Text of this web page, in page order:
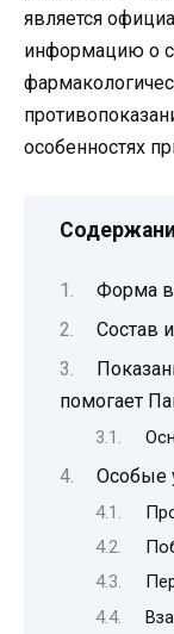
является
информацию о
особенностях
Форма
Состав
помогает
Особые